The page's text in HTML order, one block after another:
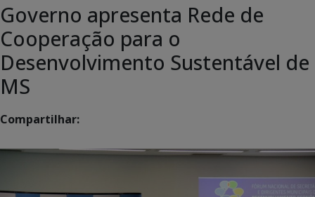
Governo apresenta Rede de
Cooperação para o
Desenvolvimento Sustentável de
MS
Compartilhar: